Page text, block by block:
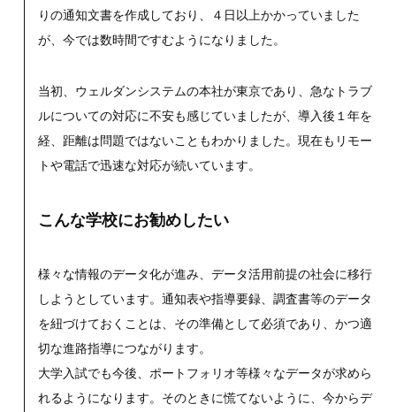
りの通知文書を作成しており、４日以上かかっていました
が、今では数時間ですむようになりました。
当初、ウェルダンシステムの本社が東京であり、急なトラブ
ルについての対応に不安も感じていましたが、導入後１年を
経、距離は問題ではないこともわかりました。現在もリモー
トや電話で迅速な対応が続いています。
こんな学校にお勧めしたい
様々な情報のデータ化が進み、データ活用前提の社会に移行
しようとしています。通知表や指導要録、調査書等のデータ
を紐づけておくことは、その準備として必須であり、かつ適
切な進路指導につながります。
大学入試でも今後、ポートフォリオ等様々なデータが求めら
れるようになります。そのときに慌てないように、今からデ